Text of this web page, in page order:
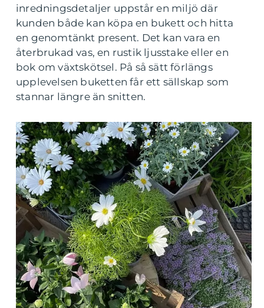
inredningsdetaljer uppstår en miljö där
kunden både kan köpa en bukett och hitta
en genomtänkt present. Det kan vara en
återbrukad vas, en rustik ljusstake eller en
bok om växtskötsel. På så sätt förlängs
upplevelsen buketten får ett sällskap som
stannar längre än snitten.